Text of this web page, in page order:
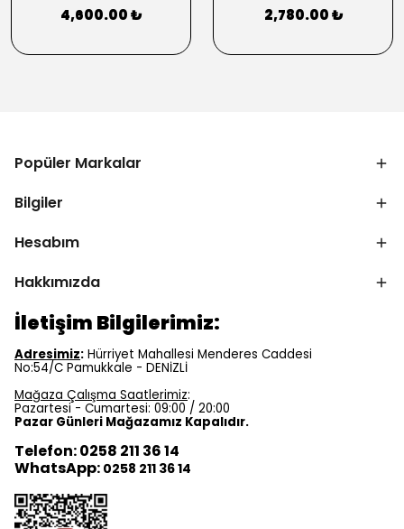
4,600.00 ₺ 2,780.00 ₺
Popüler Markalar
Bilgiler
Hesabım
Hakkımızda
İletişim Bilgilerimiz:
Adresimiz: Hürriyet Mahallesi Menderes Caddesi
No:54/C Pamukkale - DENİZLİ
Mağaza Çalışma Saatlerimiz:
Pazartesi - Cumartesi: 09:00 / 20:00
Pazar Günleri Mağazamız Kapalıdır.
Telefon: 0258 211 36 14
WhatsApp: 0258 211 36 14